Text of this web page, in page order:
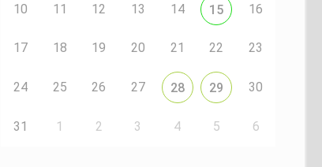
10 11 12 13 14 15 16
17 18 19 20 21 22 23
24 25 26 27 28 29 30
31 1 2 3 4 5 6